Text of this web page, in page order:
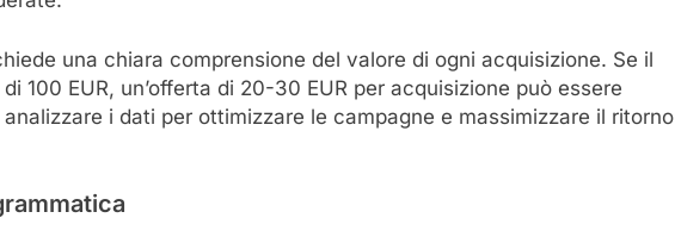
una chiara comprensione del valore di ogni acquisizione. Se il
100 EUR, un’offerta di 20-30 EUR per acquisizione può essere
i dati per ottimizzare le campagne e massimizzare il ritorno